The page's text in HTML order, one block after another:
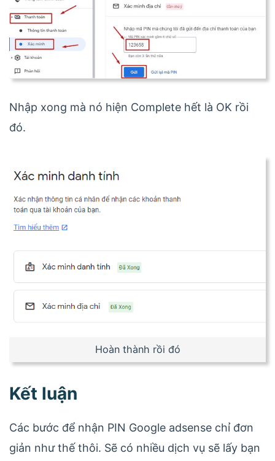
Nhập xong mà nó hiện Complete hết là OK rồi
đó.
Hoàn thành rồi đó
Kết luận
Các bước để nhận PIN Google adsense chỉ đơn
giản như thế thôi. Sẽ có nhiều dịch vụ sẽ lấy bạn